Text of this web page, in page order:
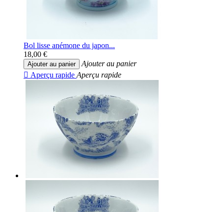
Bol lisse anémone du japon...
18,00 €
Ajouter au panier
Ajouter au panier
 Aperçu rapide Aperçu rapide